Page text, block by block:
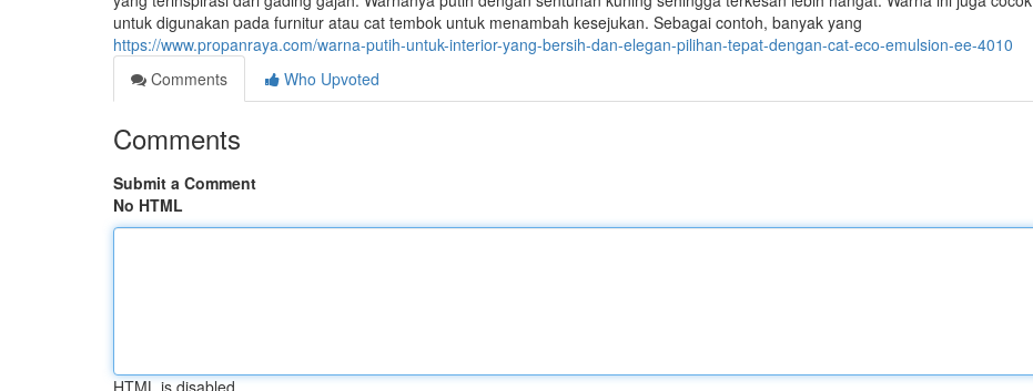
untuk digunakan pada furnitur atau cat tembok untuk menambah kesejukan. Sebagai contoh, banyak yang
https://www.propanraya.com/warna-putih-untuk-interior-yang-bersih-dan-elegan-pilihan-tepat-dengan-cat-eco-emulsion-ee-4010
Comments
Who Upvoted
Comments
Submit a Comment
No HTML
HTML is disabled